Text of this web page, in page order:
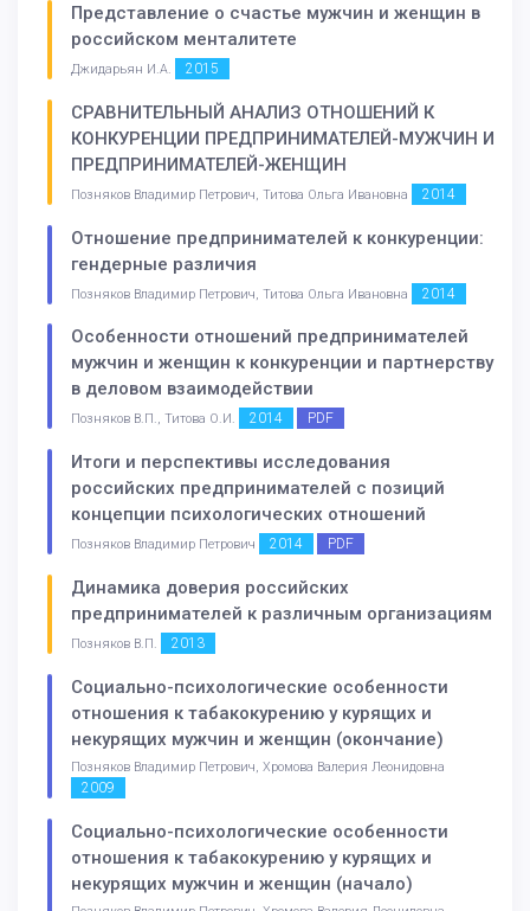
Представление о счастье мужчин и женщин в
российском менталитете
Джидарьян И.А. 2015
СРАВНИТЕЛЬНЫЙ АНАЛИЗ ОТНОШЕНИЙ К
КОНКУРЕНЦИИ ПРЕДПРИНИМАТЕЛЕЙ-МУЖЧИН И
ПРЕДПРИНИМАТЕЛЕЙ-ЖЕНЩИН
Позняков Владимир Петрович, Титова Ольга Ивановна 2014
Отношение предпринимателей к конкуренции:
гендерные различия
Позняков Владимир Петрович, Титова Ольга Ивановна 2014
Особенности отношений предпринимателей
мужчин и женщин к конкуренции и партнерству
в деловом взаимодействии
Позняков В.П., Титова О.И. 2014 PDF
Итоги и перспективы исследования
российских предпринимателей с позиций
концепции психологических отношений
Позняков Владимир Петрович 2014 PDF
Динамика доверия российских
предпринимателей к различным организациям
Позняков В.П. 2013
Социально-психологические особенности
отношения к табакокурению у курящих и
некурящих мужчин и женщин (окончание)
Позняков Владимир Петрович, Хромова Валерия Леонидовна
2009
Социально-психологические особенности
отношения к табакокурению у курящих и
некурящих мужчин и женщин (начало)